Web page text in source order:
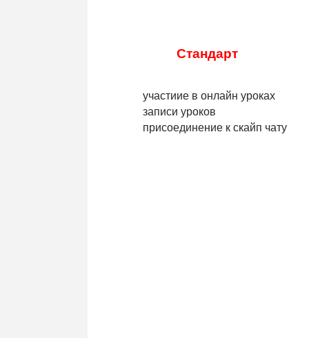
Стандарт
участиие в онлайн уроках
записи уроков
присоединение к скайп чату